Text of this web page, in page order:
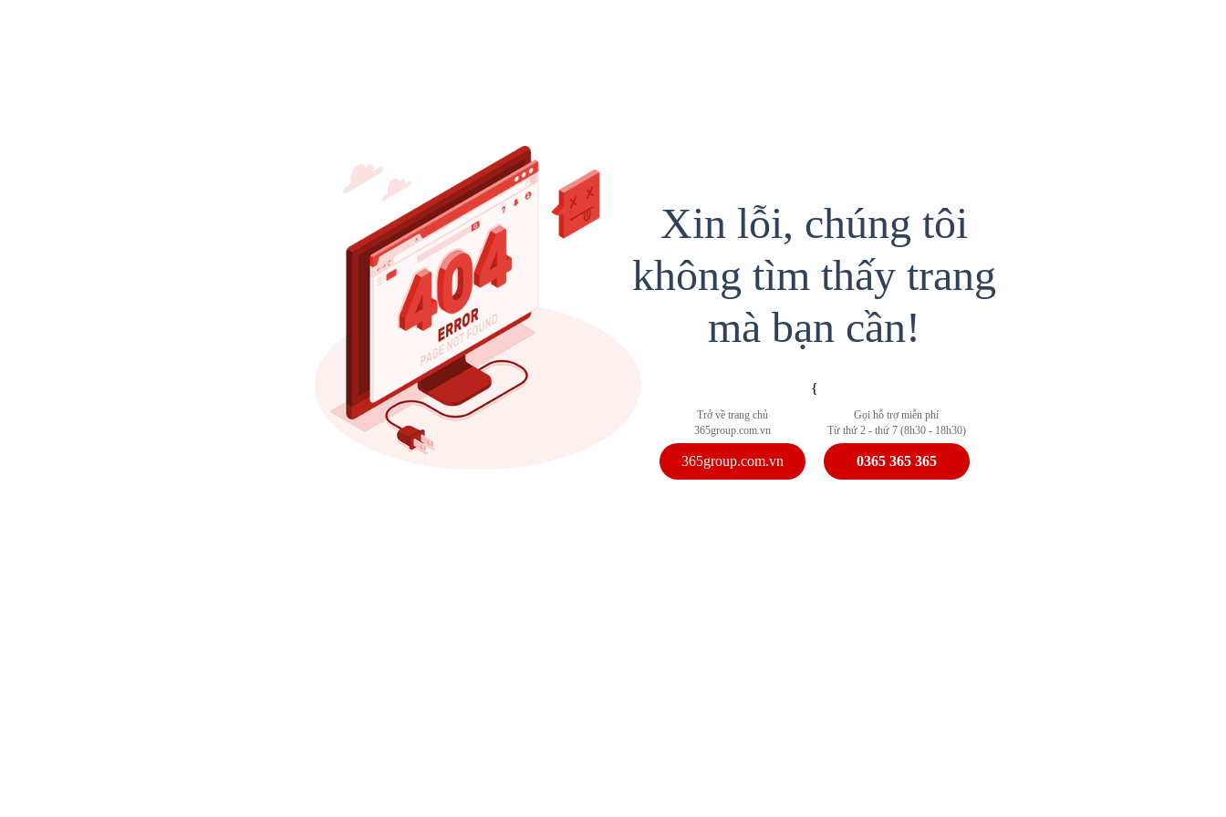
Xin lỗi, chúng tôi
không tìm thấy trang
mà bạn cần!
{
Trở về trang chủ
365group.com.vn
365group.com.vn
Gọi hỗ trợ miễn phí
Từ thứ 2 - thứ 7 (8h30 - 18h30)
0365 365 365